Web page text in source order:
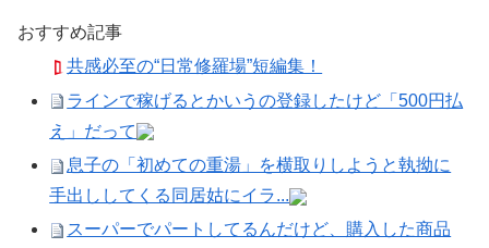
おすすめ記事
共感必至の“日常修羅場”短編集！
ラインで稼げるとかいうの登録したけど「500円払
え」だって
息子の「初めての重湯」を横取りしようと執拗に
手出ししてくる同居姑にイラ...
スーパーでパートしてるんだけど、購入した商品